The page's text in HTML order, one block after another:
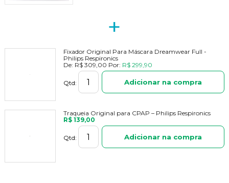
+
Fixador Original Para Máscara Dreamwear Full -
Philips Respironics
De: R$ 309,00 Por: R$ 299,90
Qtd: Adicionar na compra
Traqueia Original para CPAP – Philips Respironics
R$ 139,00
Qtd: Adicionar na compra